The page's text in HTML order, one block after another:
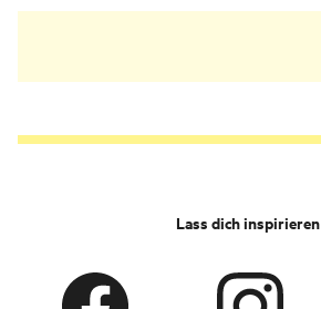
Lass dich inspirieren